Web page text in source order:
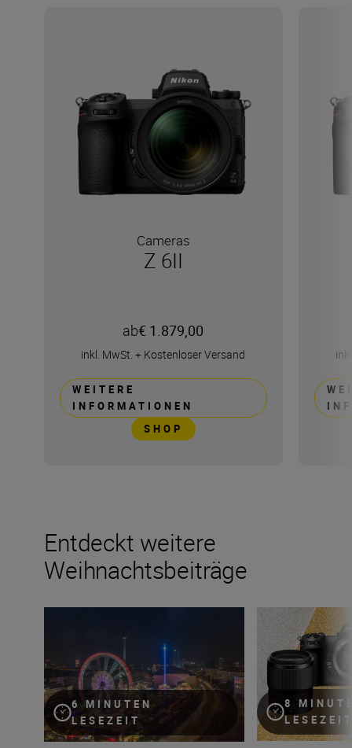
Cameras
Z 6II
ab€ 1.879,00
inkl. MwSt. + Kostenloser Versand
WEITERE
INFORMATIONEN
SHOP
Entdeckt weitere
Weihnachtsbeiträge
6 MINUTEN
LESEZEIT
9 Top-Tipps zum Fotografieren auf Weihnachtsmärkten
8